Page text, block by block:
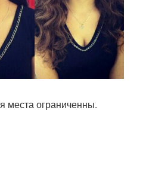
места ограниченны.